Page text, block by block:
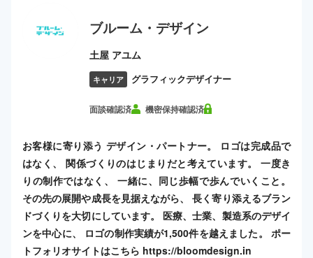
ブルーム・デザイン
土屋 アユム
キャリア グラフィックデザイナー
面談確認済 機密保持確認済
お客様に寄り添う デザイン・パートナー。 ロゴは完成品で
はなく、 関係づくりのはじまりだと考えています。 一度き
りの制作ではなく、 一緒に、同じ歩幅で歩んでいくこと。
その先の展開や成長を見据えながら、 長く寄り添えるブラン
ドづくりを大切にしています。 医療、士業、製造系のデザイ
ンを中心に、 ロゴの制作実績が1,500件を越えました。 ポー
トフォリオサイトはこちら https://bloomdesign.in